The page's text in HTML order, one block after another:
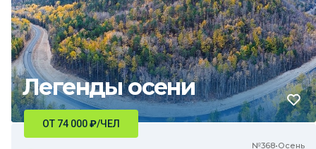
Легенды осени
№368•Осень
ОТ 74 000₽/ЧЕЛ